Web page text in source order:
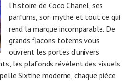
l’histoire de Coco Chanel, ses
parfums, son mythe et tout ce qui
rend la marque incomparable. De
grands flacons totems vous
ouvrent les portes d’univers
les plafonds révèlent des visuels
Sixtine moderne, chaque pièce